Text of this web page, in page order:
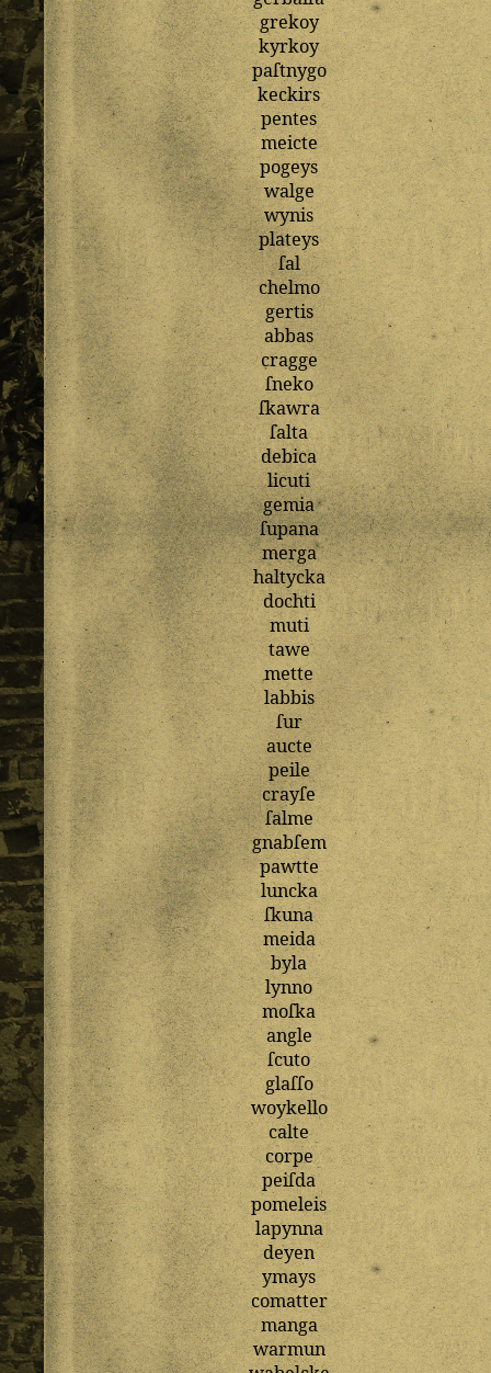
grekoy
kyrkoy
paſtnygo
keckirs
pentes
meicte
pogeys
walge
wynis
plateys
ſal
chelmo
gertis
abbas
cragge
ſneko
ſkawra
ſalta
debica
licuti
gemia
ſupana
merga
haltycka
dochti
muti
tawe
mette
labbis
ſur
aucte
peile
crayſe
ſalme
gnabſem
pawtte
luncka
ſkuna
meida
byla
lynno
moſka
angle
ſcuto
glaſſo
woykello
calte
corpe
peiſda
pomeleis
lapynna
deyen
ymays
comatter
manga
warmun